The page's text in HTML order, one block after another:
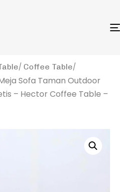
Coffee Table
Sofa Taman Outdoor
– Hector Coffee Table –